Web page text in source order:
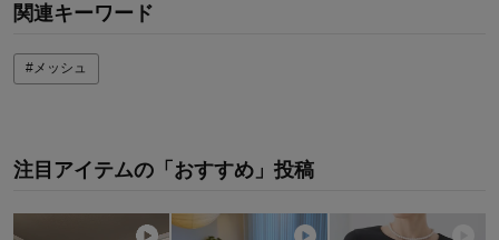
関連キーワード
#メッシュ
注目アイテムの「おすすめ」投稿